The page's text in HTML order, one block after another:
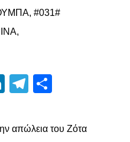
#031#
LinkedIn
Telegram
απώλεια του Ζότα